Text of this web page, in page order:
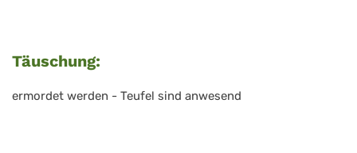
Täuschung:
ermordet werden - Teufel sind anwesend